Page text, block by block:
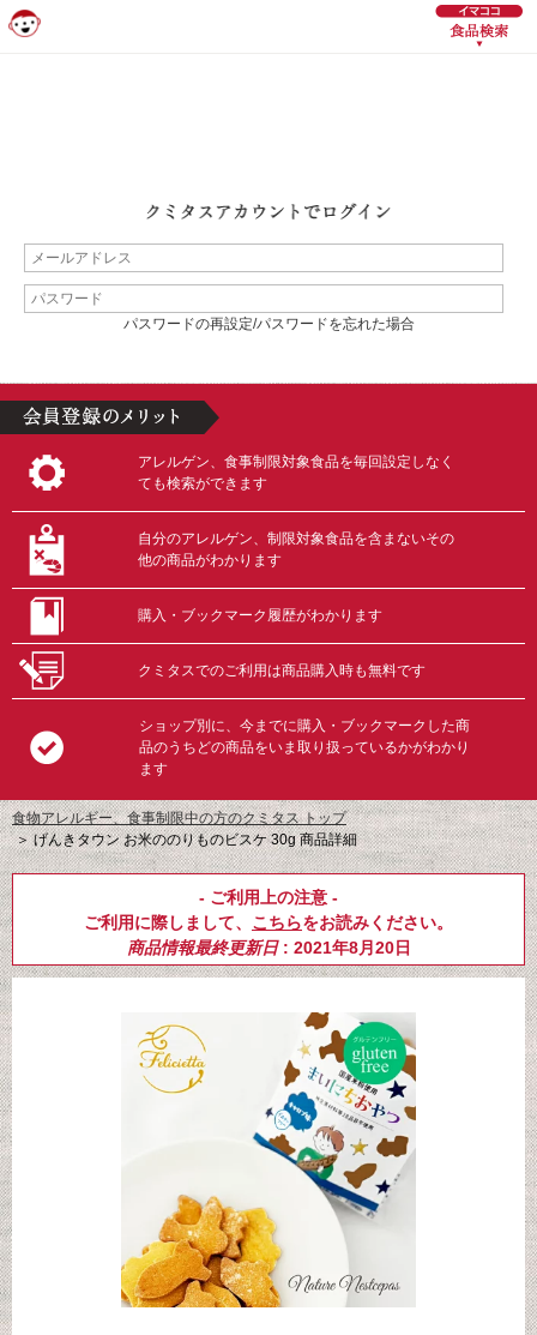
パスワードの再設定/パスワードを忘れた場合
アレルゲン、食事制限対象食品を毎回設定しなく
ても検索ができます
自分のアレルゲン、制限対象食品を含まないその
他の商品がわかります
購入・ブックマーク履歴がわかります
クミタスでのご利用は商品購入時も無料です
ショップ別に、今までに購入・ブックマークした商
品のうちどの商品をいま取り扱っているかがわかり
ます
食物アレルギー、食事制限中の方のクミタス トップ
＞げんきタウン お米ののりものビスケ 30g 商品詳細
- ご利用上の注意 -
ご利用に際しまして、 こちらをお読みください。
商品情報最終更新日: 2021年8月20日